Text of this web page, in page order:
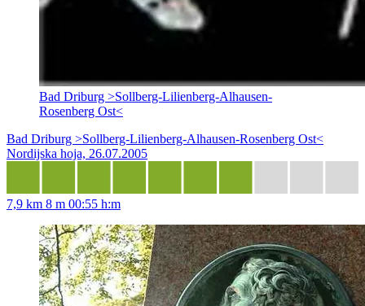
Bad Driburg >Sollberg-Lilienberg-Alhausen-
Rosenberg Ost<
Bad Driburg >Sollberg-Lilienberg-Alhausen-Rosenberg Ost<
Nordijska hoja, 26.07.2005
7,9 km 8 m 00:55 h:m